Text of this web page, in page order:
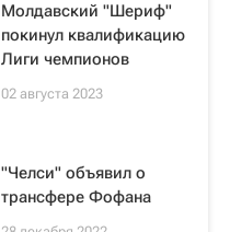
Молдавский "Шериф"
покинул квалификацию
Лиги чемпионов
02 августа 2023
"Челси" объявил о
трансфере Фофана